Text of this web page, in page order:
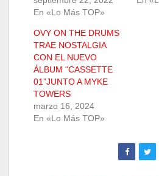
En «Lo Más TOP»
OVY ON THE DRUMS
TRAE NOSTALGIA
CON EL NUEVO
ÁLBUM “CASSETTE
01”JUNTO A MYKE
TOWERS
marzo 16, 2024
En «Lo Más TOP»